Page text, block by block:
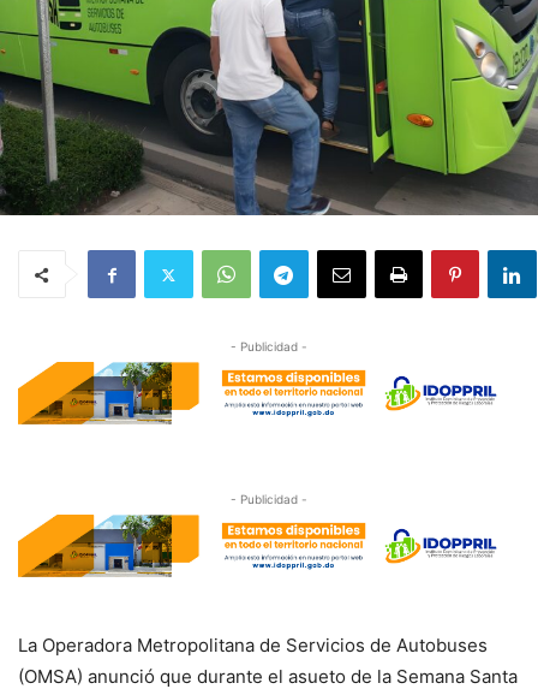
- Publicidad -
- Publicidad -
La Operadora Metropolitana de Servicios de Autobuses
(OMSA) anunció que durante el asueto de la Semana Santa